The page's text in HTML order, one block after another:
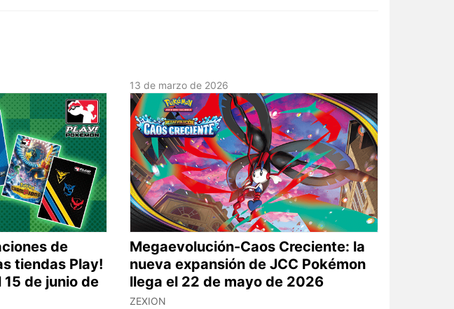
de
tiendas Play!
de junio de
13 de marzo de 2026
Megaevolución-Caos Creciente: la
nueva expansión de JCC Pokémon
llega el 22 de mayo de 2026
ZEXION